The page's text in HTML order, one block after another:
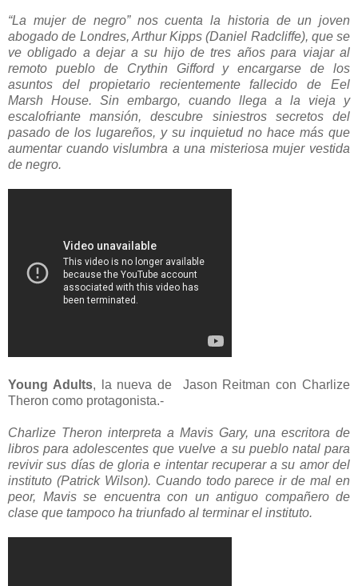
“La mujer de negro” nos cuenta la historia de un joven
abogado de Londres, Arthur Kipps (Daniel Radcliffe), que se
ve obligado a dejar a su hijo de tres años para viajar al
remoto pueblo de Crythin Gifford y encargarse de los
asuntos del propietario recientemente fallecido de Eel
Marsh House. Sin embargo, cuando llega a la vieja y
escalofriante mansión, descubre siniestros secretos del
pasado de los lugareños, y su inquietud no hace más que
aumentar cuando vislumbra a una misteriosa mujer vestida
de negro.
Young Adults, la nueva de Jason Reitman con Charlize
Theron como protagonista.-
Charlize Theron interpreta a Mavis Gary, una escritora de
libros para adolescentes que vuelve a su pueblo natal para
revivir sus días de gloria e intentar recuperar a su amor del
instituto (Patrick Wilson). Cuando todo parece ir de mal en
peor, Mavis se encuentra con un antiguo compañero de
clase que tampoco ha triunfado al terminar el instituto.